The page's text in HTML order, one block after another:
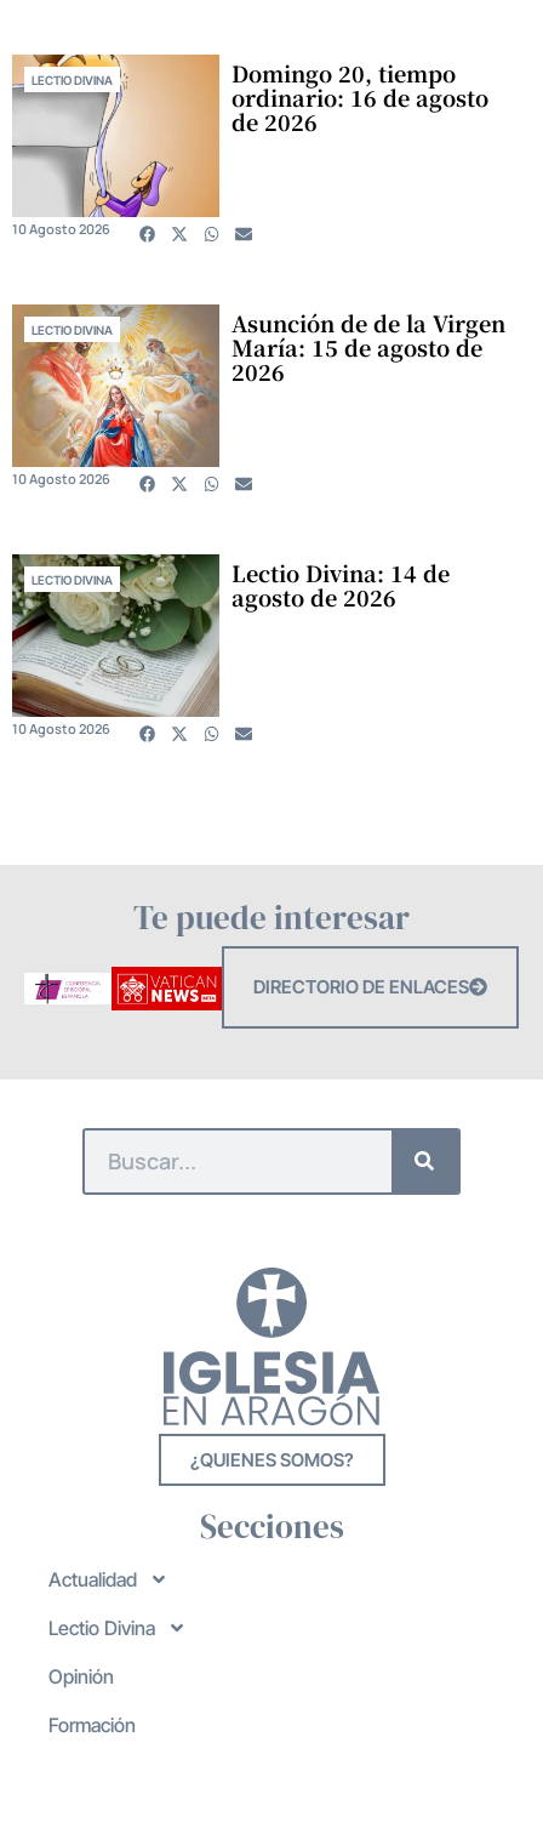
LECTIO DIVINA Domingo 20, tiempo
ordinario: 16 de agosto
de 2026
10 Agosto 2026
LECTIO DIVINA Asunción de de la Virgen
María: 15 de agosto de
2026
10 Agosto 2026
LECTIO DIVINA Lectio Divina: 14 de
agosto de 2026
10 Agosto 2026
Te puede interesar
DIRECTORIO DE ENLACES
¿QUIENES SOMOS?
Secciones
Actualidad
Lectio Divina
Opinión
Formación